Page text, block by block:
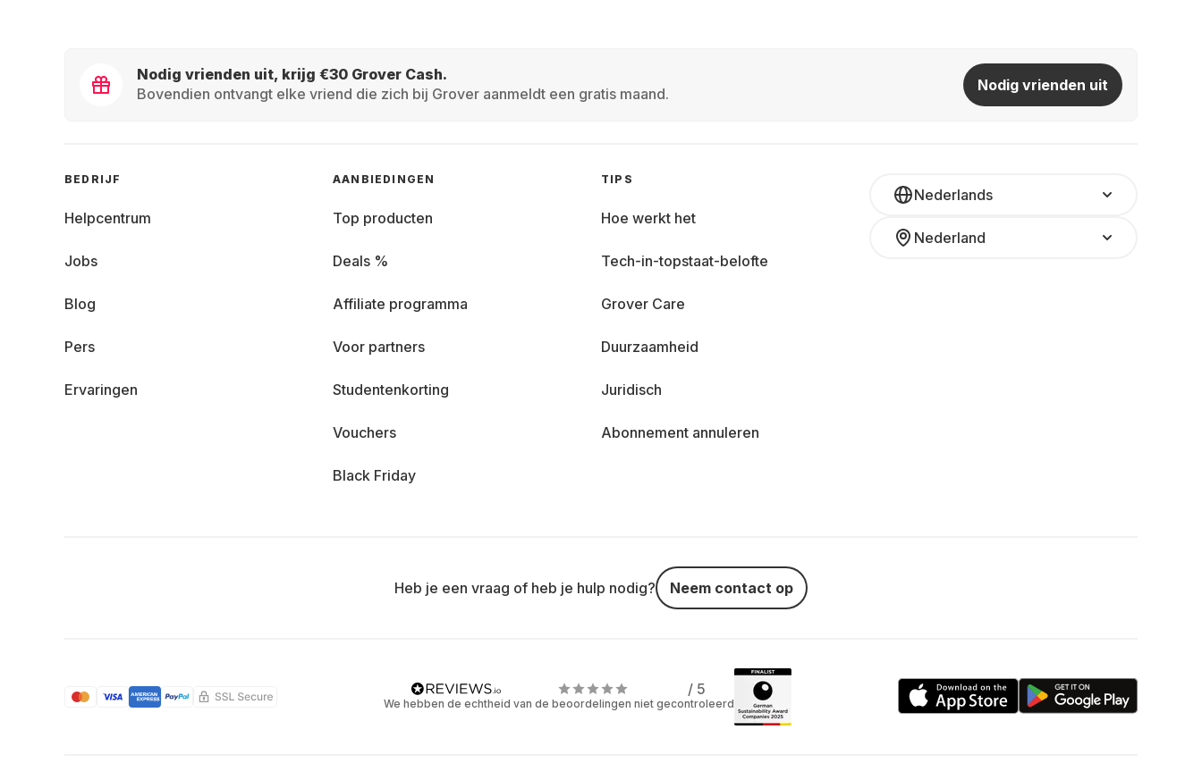
Nodig vrienden uit, krijg €30 Grover Cash.
Bovendien ontvangt elke vriend die zich bij Grover aanmeldt een gratis maand.
Nodig vrienden uit
Nederlands
Nederland
BEDRIJF
Helpcentrum
Jobs
Blog
Pers
Ervaringen
AANBIEDINGEN
Top producten
Deals %
Affiliate programma
Voor partners
Studentenkorting
Vouchers
Black Friday
TIPS
Hoe werkt het
Tech-in-topstaat-belofte
Grover Care
Duurzaamheid
Juridisch
Abonnement annuleren
Heb je een vraag of heb je hulp nodig? Neem contact op
/ 5
We hebben de echtheid van de beoordelingen niet gecontroleerd